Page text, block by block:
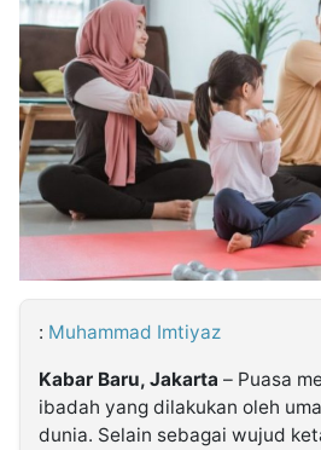
Partner
Insight
NTB
Suara
Time
Lens
IDN
Daily
Jogja
Jalan
Rakyat
Idealita
News
Kita
Notice
Radar
Baru
Seedbacklink
Follow
Kabarbaru
: Muhammad Imtiyaz
Kabar Baru, Jakarta – Puasa
ibadah yang dilakukan oleh
dunia. Selain sebagai wujud